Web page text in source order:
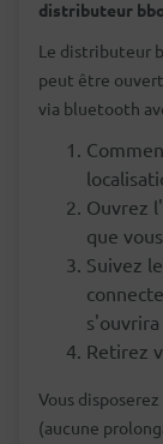
distributeur
Le distributeur
peut être ouvert
via bluetooth
Ouvrez
que
Suivez
Retirez
Vous disposerez
(aucune